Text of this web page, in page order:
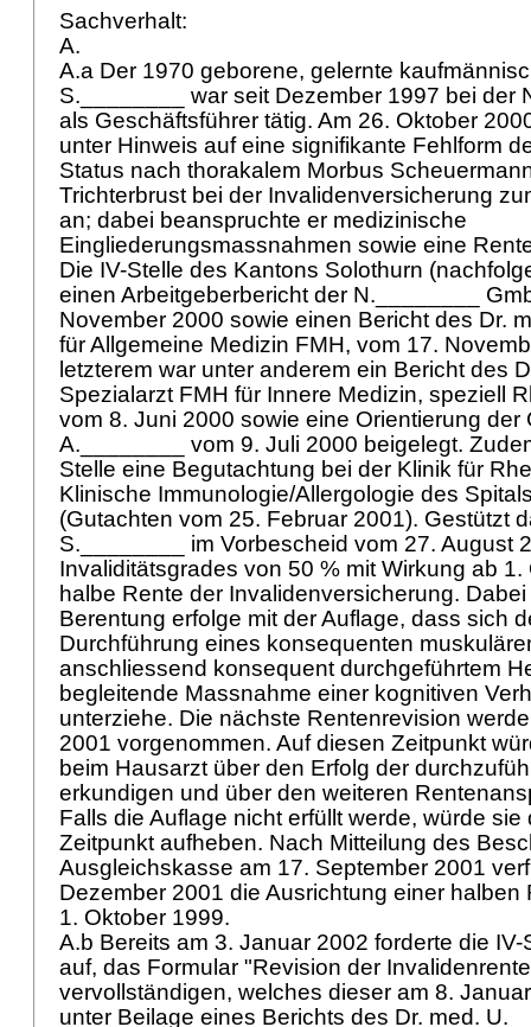
Sachverhalt:
A.
A.a Der 1970 geborene, gelernte
S.________ war seit Dezember 1997 bei der
als Geschäftsführer tätig. Am 26. Oktober
unter Hinweis auf eine signifikante Fehlform
Status nach thorakalem Morbus
Trichterbrust bei der Invalidenversicherung
an; dabei beanspruchte er medizinische
Eingliederungsmassnahmen sowie eine
Die IV-Stelle des Kantons Solothurn
einen Arbeitgeberbericht der N.________
November 2000 sowie einen Bericht des Dr.
für Allgemeine Medizin FMH, vom 17.
letzterem war unter anderem ein Bericht des
Spezialarzt FMH für Innere Medizin, speziell
vom 8. Juni 2000 sowie eine Orientierung der
A.________ vom 9. Juli 2000 beigelegt.
Stelle eine Begutachtung bei der Klinik für
Klinische Immunologie/Allergologie des
(Gutachten vom 25. Februar 2001). Gestützt
S.________ im Vorbescheid vom 27. August
Invaliditätsgrades von 50 % mit Wirkung ab
halbe Rente der Invalidenversicherung.
Berentung erfolge mit der Auflage, dass sich
Durchführung eines konsequenten
anschliessend konsequent durchgeführtem
begleitende Massnahme einer kognitiven
unterziehe. Die nächste Rentenrevision
2001 vorgenommen. Auf diesen Zeitpunkt
beim Hausarzt über den Erfolg der
erkundigen und über den weiteren
Falls die Auflage nicht erfüllt werde, würde
Zeitpunkt aufheben. Nach Mitteilung des
Ausgleichskasse am 17. September 2001
Dezember 2001 die Ausrichtung einer halben
1. Oktober 1999.
A.b Bereits am 3. Januar 2002 forderte die
auf, das Formular "Revision der
vervollständigen, welches dieser am 8.
unter Beilage eines Berichts des Dr. med.